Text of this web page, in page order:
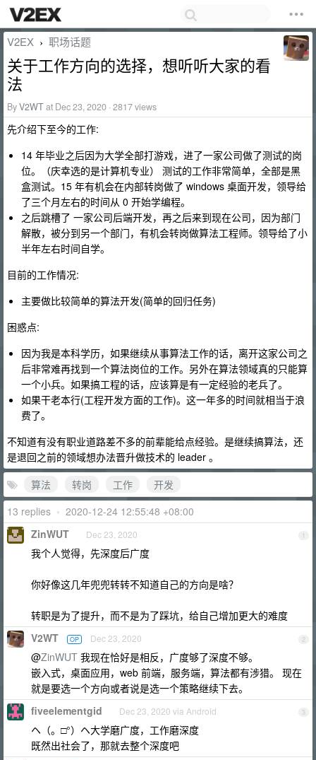
V2EX › 职场话题
关于工作方向的选择，想听听大家的看
法
ByV2WTat Dec 23, 2020 · 2817 views
先介绍下至今的工作:
14 年毕业之后因为大学全部打游戏，进了一家公司做了测试的岗
位。（庆幸选的是计算机专业） 测试的工作非常简单，全部是黑
盒测试。15 年有机会在内部转岗做了 windows 桌面开发，领导给
了三个月左右的时间从 0 开始学编程。
之后跳槽了 一家公司后端开发，再之后来到现在公司，因为部门
解散，被分到另一个部门，有机会转岗做算法工程师。领导给了小
半年左右时间自学。
目前的工作情况:
主要做比较简单的算法开发(简单的回归任务)
困惑点:
因为我是本科学历，如果继续从事算法工作的话，离开这家公司之
后非常难再找到一个算法岗位的工作。另外在算法领域真的只能算
一个小兵。如果搞工程的话，应该算是有一定经验的老兵了。
如果干老本行(工程开发方面的工作)。这一年多的时间就相当于浪
费了。
不知道有没有职业道路差不多的前辈能给点经验。是继续搞算法，还
是退回之前的领域想办法晋升做技术的 leader 。
算法
转岗 工作
开发
13 replies • 2020-12-24 12:55:48 +08:00
1
ZinWUT Dec 23, 2020
我个人觉得，先深度后广度
你好像这几年兜兜转转不知道自己的方向是啥？
转职是为了提升，而不是为了踩坑，给自己增加更大的难度
2
V2WT OP Dec 23, 2020
@ZinWUT 我现在恰好是相反，广度够了深度不够。
嵌入式，桌面应用，web 前端，服务端，算法都有涉猎。 现在
就是要选一个方向或者说是选一个策略继续下去。
3
fiveelementgid Dec 23, 2020 via Android
ヘ（。□°）ヘ大学磨广度，工作磨深度
既然出社会了，那就去整个深度吧